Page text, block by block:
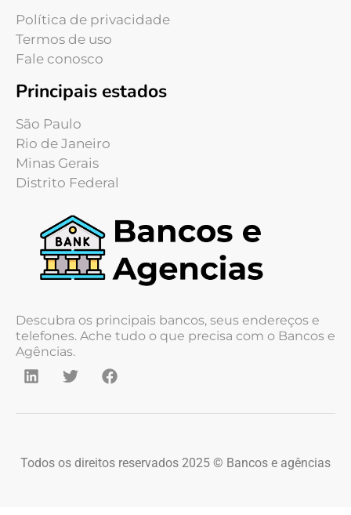
Política de privacidade
Termos de uso
Fale conosco
Principais estados
São Paulo
Rio de Janeiro
Minas Gerais
Distrito Federal
Descubra os principais bancos, seus endereços e
telefones. Ache tudo o que precisa com o Bancos e
Agências.
Todos os direitos reservados 2025 © Bancos e agências